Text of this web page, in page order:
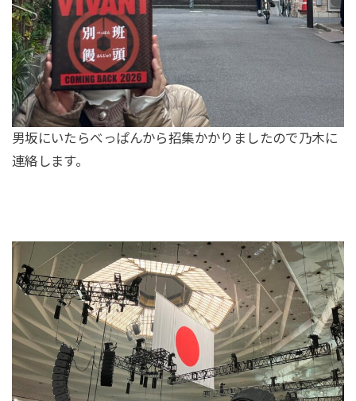
男坂にいたらべっぱんから招集かかりましたので乃木に
連絡します。